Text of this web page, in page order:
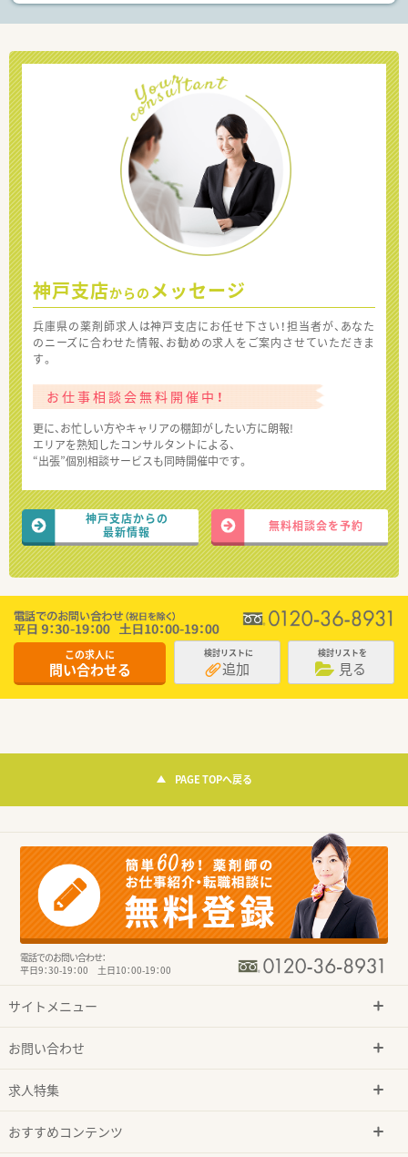
神戸支店からの メッセージ
兵庫県の薬剤師求人は神戸支店にお任せ下さい！担当者が、あなた
のニーズに合わせた情報、お勧めの求人をご案内させていただきま
す。
お仕事相談会無料開催中！
更に、お忙しい方やキャリアの棚卸がしたい方に朗報!
エリアを熟知したコンサルタントによる、
“出張”個別相談サービスも同時開催中です。
神戸支店からの
最新情報
無料相談会を予約
この求人に
問い合わせる
検討リストに
追加
検討リストを
見る
PAGE TOPへ戻る
電話でのお問い合わせ：
平日9：30-19：00 土日10：00-19：00
サイトメニュー
お問い合わせ
求人特集
おすすめコンテンツ